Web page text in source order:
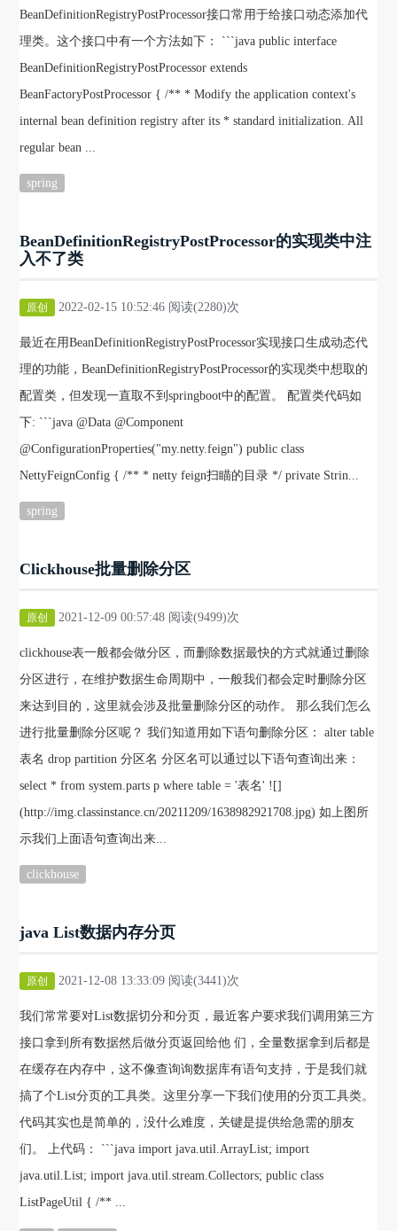
BeanDefinitionRegistryPostProcessor接口常用于给接口动态添加代
理类。这个接口中有一个方法如下： ```java public interface
BeanDefinitionRegistryPostProcessor extends
BeanFactoryPostProcessor { /** * Modify the application context's
internal bean definition registry after its * standard initialization. All
regular bean ...
spring
BeanDefinitionRegistryPostProcessor的实现类中注
入不了类
原创 2022-02-15 10:52:46 阅读(2280)次
最近在用BeanDefinitionRegistryPostProcessor实现接口生成动态代
理的功能，BeanDefinitionRegistryPostProcessor的实现类中想取的
配置类，但发现一直取不到springboot中的配置。 配置类代码如
下: ```java @Data @Component
@ConfigurationProperties("my.netty.feign") public class
NettyFeignConfig { /** * netty feign扫瞄的目录 */ private Strin...
spring
Clickhouse批量删除分区
原创 2021-12-09 00:57:48 阅读(9499)次
clickhouse表一般都会做分区，而删除数据最快的方式就通过删除
分区进行，在维护数据生命周期中，一般我们都会定时删除分区
来达到目的，这里就会涉及批量删除分区的动作。 那么我们怎么
进行批量删除分区呢？ 我们知道用如下语句删除分区： alter table
表名 drop partition 分区名 分区名可以通过以下语句查询出来：
select * from system.parts p where table = '表名' ![]
(http://img.classinstance.cn/20211209/1638982921708.jpg) 如上图所
示我们上面语句查询出来...
clickhouse
java List数据内存分页
原创 2021-12-08 13:33:09 阅读(3441)次
我们常常要对List数据切分和分页，最近客户要求我们调用第三方
接口拿到所有数据然后做分页返回给他 们，全量数据拿到后都是
在缓存在内存中，这不像查询询数据库有语句支持，于是我们就
搞了个List分页的工具类。这里分享一下我们使用的分页工具类。
代码其实也是简单的，没什么难度，关键是提供给急需的朋友
们。 上代码： ```java import java.util.ArrayList; import
java.util.List; import java.util.stream.Collectors; public class
ListPageUtil { /** ...